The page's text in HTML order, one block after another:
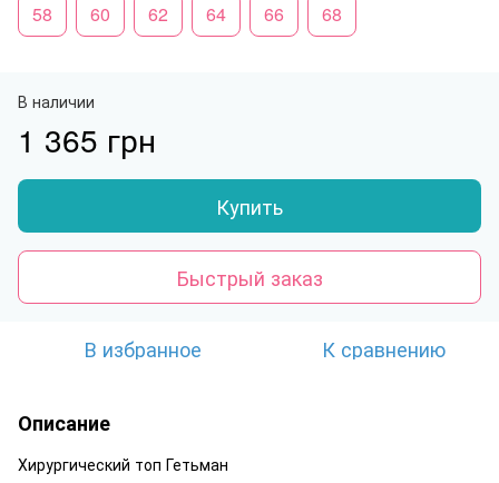
58 60 62 64 66 68
В наличии
1 365 грн
Купить
Быстрый заказ
В избранное К сравнению
Описание
Хирургический топ Гетьман